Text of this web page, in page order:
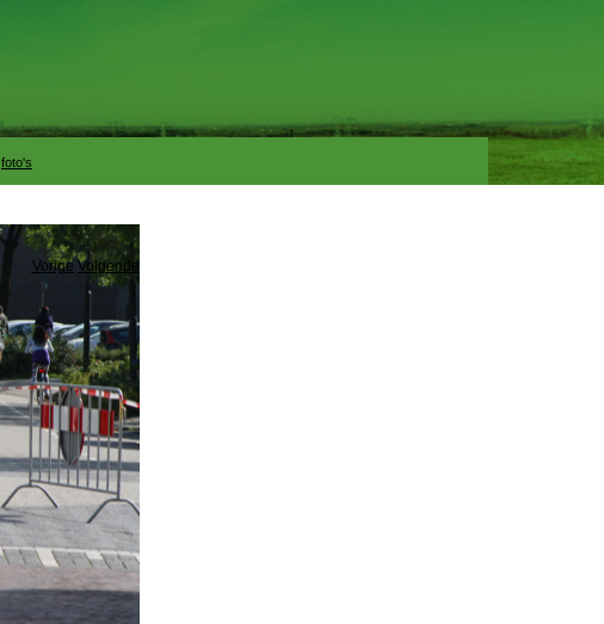
foto's
Vorige Volgende